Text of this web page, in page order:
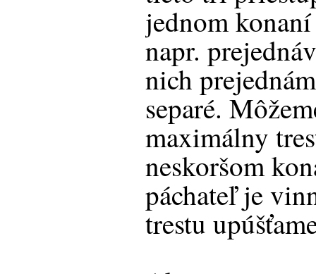
jednom
napr.
nich
separé.
maximálny
neskoršom
páchateľ je
trestu